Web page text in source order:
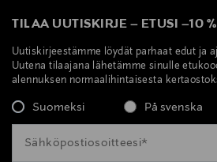
TILAA UUTISKIRJE – ETUSI –10 %
Uutiskirjeestämme löydät parhaat edut ja
Uutena tilaajana lähetämme sinulle
alennuksen normaalihintaisesta
Suomeksi På svenska